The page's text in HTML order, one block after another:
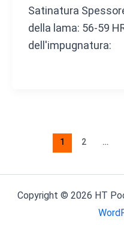
Satinatura
della lama: 56-59
dell'impugnatura:
1 2 …
Copyright © 2026 HT